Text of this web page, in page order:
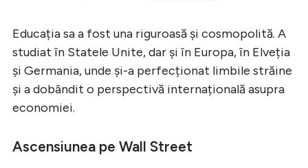
Educația sa a fost una riguroasă și cosmopolită. A
studiat în Statele Unite, dar și în Europa, în Elveția
și Germania, unde și-a perfecționat limbile străine
și a dobândit o perspectivă internațională asupra
economiei.
Ascensiunea pe Wall Street